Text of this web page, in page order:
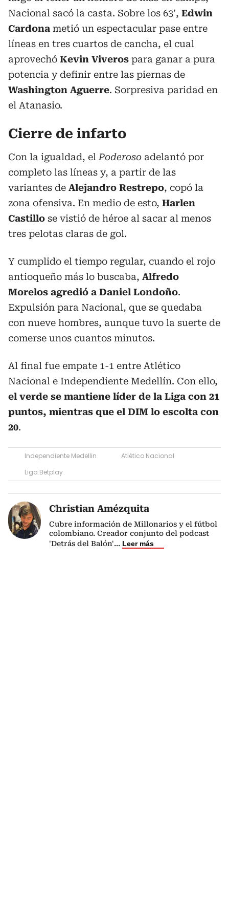
Nacional sacó la casta. Sobre los 63′, Edwin
Cardona metió un espectacular pase entre
líneas en tres cuartos de cancha, el cual
aprovechó Kevin Viveros para ganar a pura
potencia y definir entre las piernas de
Washington Aguerre. Sorpresiva paridad en
el Atanasio.
Cierre de infarto
Con la igualdad, el Poderoso adelantó por
completo las líneas y, a partir de las
variantes de Alejandro Restrepo, copó la
zona ofensiva. En medio de esto, Harlen
Castillo se vistió de héroe al sacar al menos
tres pelotas claras de gol.
Y cumplido el tiempo regular, cuando el rojo
antioqueño más lo buscaba, Alfredo
Morelos agredió a Daniel Londoño.
Expulsión para Nacional, que se quedaba
con nueve hombres, aunque tuvo la suerte de
comerse unos cuantos minutos.
Al final fue empate 1-1 entre Atlético
Nacional e Independiente Medellín. Con ello,
el verde se mantiene líder de la Liga con 21
puntos, mientras que el DIM lo escolta con
20.
Independiente Medellin
Atlético Nacional
Liga Betplay
Christian Amézquita
Cubre información de Millonarios y el fútbol
colombiano. Creador conjunto del podcast
'Detrás del Balón'... Leer más